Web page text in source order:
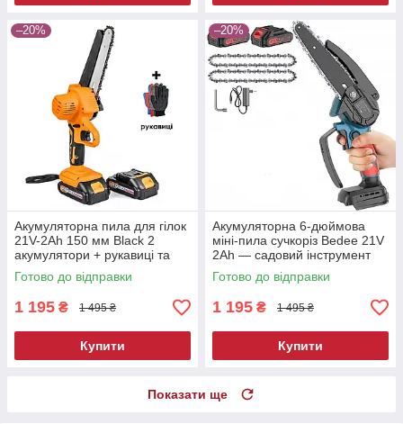
–20%
Акумуляторна пила для гілок
21V-2Ah 150 мм Black 2
акумулятори + рукавиці та
олива
Готово до відправки
1 195 ₴ 1 495 ₴
Купити
–20%
Акумуляторна 6-дюймова
міні-пила сучкоріз Bedee 21V
2Ah — садовий інструмент
для обрізки гілок
Готово до відправки
1 195 ₴ 1 495 ₴
Купити
Показати ще